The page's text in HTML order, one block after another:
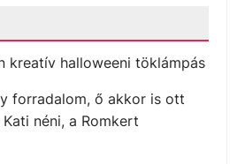
kreatív halloweeni töklámpás
forradalom, ő akkor is ott
néni, a Romkert